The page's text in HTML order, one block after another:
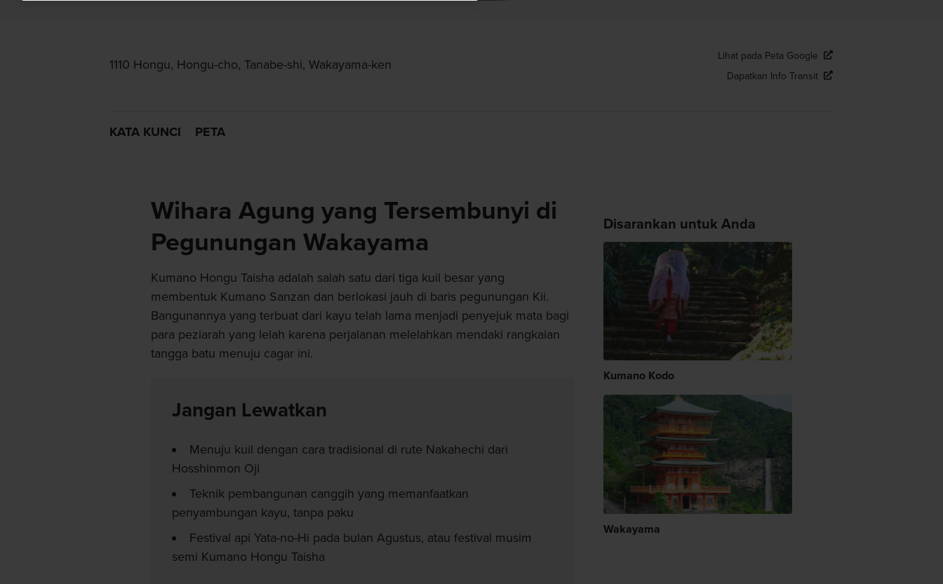
1110 Hongu, Hongu-cho, Tanabe-shi, Wakayama-ken
Lihat pada Peta Google
Dapatkan Info Transit
KATA KUNCI PETA
Wihara Agung yang Tersembunyi di
Pegunungan Wakayama
Kumano Hongu Taisha adalah salah satu dari tiga kuil besar yang
membentuk Kumano Sanzan dan berlokasi jauh di baris pegunungan Kii.
Bangunannya yang terbuat dari kayu telah lama menjadi penyejuk mata bagi
para peziarah yang lelah karena perjalanan melelahkan mendaki rangkaian
tangga batu menuju cagar ini.
Jangan Lewatkan
Menuju kuil dengan cara tradisional di rute Nakahechi dari
Hosshinmon Oji
Teknik pembangunan canggih yang memanfaatkan
penyambungan kayu, tanpa paku
Festival api Yata-no-Hi pada bulan Agustus, atau festival musim
semi Kumano Hongu Taisha
Disarankan untuk Anda
Kumano Kodo
Wakayama